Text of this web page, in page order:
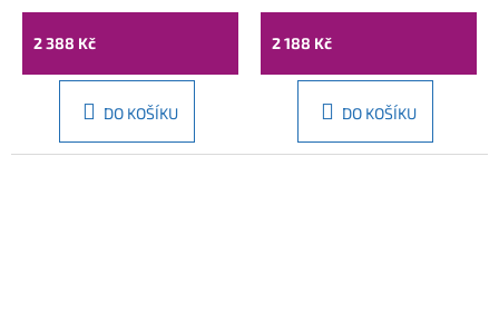
2 388 Kč
DO KOŠÍKU
2 188 Kč
DO KOŠÍKU